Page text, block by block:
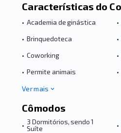
Características do
• Academia de ginástica •
• Brinquedoteca •
• Coworking •
• Permite animais •
Ver mais
Cômodos
• 3 Dormitórios, sendo 1
Suíte
•